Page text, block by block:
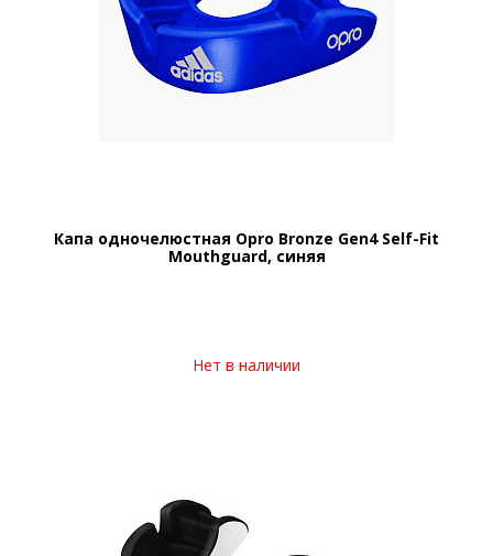
Капа одночелюстная Opro Bronze Gen4 Self-Fit
Mouthguard, синяя
Нет в наличии